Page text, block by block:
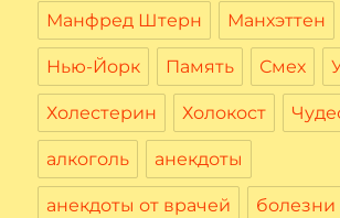
Манфред Штерн Манхэттен
Нью-Йорк Память Смех
Холестерин Холокост
алкоголь анекдоты
анекдоты от врачей болезни